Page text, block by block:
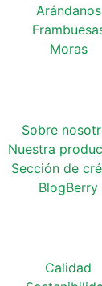
Arándanos
Moras
Sobre
Nuestra
Sección de
BlogBerry
Calidad